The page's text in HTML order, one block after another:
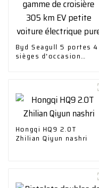
Byd Seagull 5 portes 4
sièges d'occasion
voiture électrique pure
Hongqi HQ9 2.0T
Zhilian Qiyun nashri